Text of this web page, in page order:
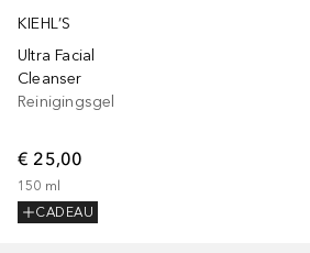
KIEHL’S
Ultra Facial
Cleanser
Reinigingsgel
€ 25,00
150 ml
CADEAU